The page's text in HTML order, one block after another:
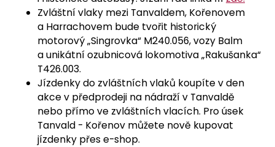
Zvláštní vlaky mezi Tanvaldem, Kořenovem
a Harrachovem bude tvořit historický
motorový „Singrovka“ M240.056, vozy Balm
a unikátní ozubnicová lokomotiva „Rakušanka“
T426.003.
Jízdenky do zvláštních vlaků koupíte v den
akce v předprodeji na nádraží v Tanvaldě
nebo přímo ve zvláštních vlacích. Pro úsek
Tanvald - Kořenov můžete nově kupovat
jízdenky přes e-shop.